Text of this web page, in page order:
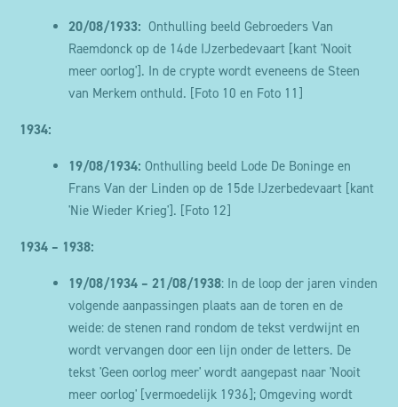
20/08/1933:Onthulling beeld Gebroeders Van
Raemdonck op de 14de IJzerbedevaart [kant 'Nooit
meer oorlog']. In de crypte wordt eveneens de Steen
van Merkemonthuld. [Foto 10 en Foto 11]
1934:
19/08/1934: Onthulling beeld Lode De Boninge en
Frans Van der Linden op de 15de IJzerbedevaart [kant
'Nie Wieder Krieg']. [Foto 12]
1934 – 1938:
19/08/1934 – 21/08/1938: In de loop der jaren vinden
volgende aanpassingen plaats aan de toren en de
weide: de stenen rand rondom de tekst verdwijnt en
wordt vervangen door een lijn onder de letters. De
tekst 'Geen oorlog meer' wordt aangepast naar 'Nooit
meer oorlog' [vermoedelijk 1936]; Omgeving wordt